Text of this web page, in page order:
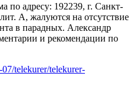
по адресу: 192239, г. Санкт-
А, жалуются на отсутствие
в парадных. Александр
и рекомендации по
telekurer/telekurer-